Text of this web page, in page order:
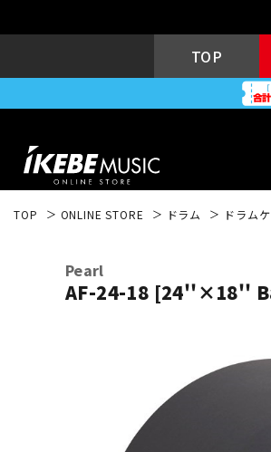
TOP
DJ機器
TOP ONLINE STORE ドラム ドラム
Pearl
AF-24-18 [24''×18''